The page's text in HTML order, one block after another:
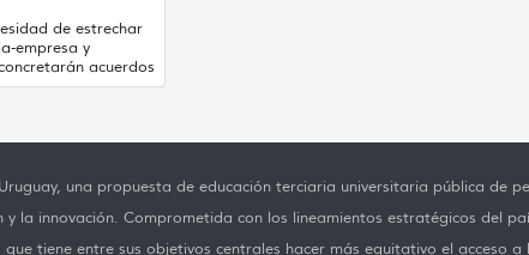
de estrechar
empresa y
acuerdos
una propuesta de educación terciaria universitaria pública de
la innovación. Comprometida con los lineamientos estratégicos del
tiene entre sus objetivos centrales hacer más equitativo el acceso